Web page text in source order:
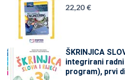
22,20 €
ŠKRINJICA
integrirani
program), prvi